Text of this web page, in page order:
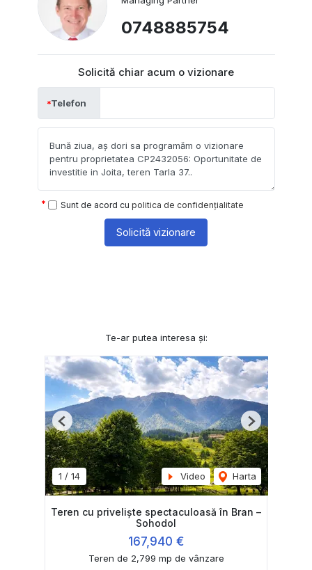
0748885754
Solicită chiar acum o vizionare
Telefon
Sunt de acord cu politica de confidențialitate
Solicită vizionare
Te-ar putea interesa și:
1 / 14 Video Harta
Previous Next
Teren cu priveliște spectaculoasă în Bran –
Sohodol
167,940 €
Teren de 2,799 mp de vânzare